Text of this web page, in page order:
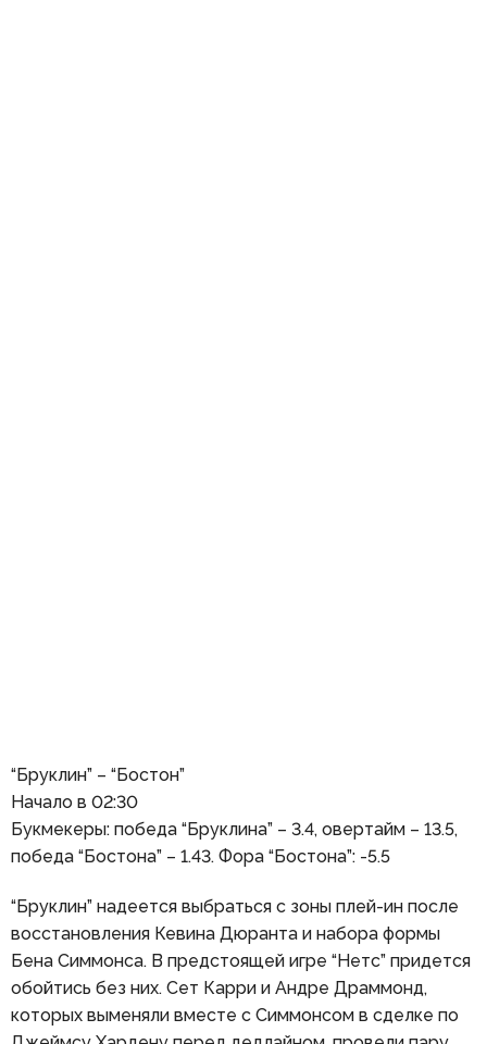
“Бруклин” – “Бостон”
Начало в 02:30
Букмекеры: победа “Бруклина” – 3.4, овертайм – 13.5,
победа “Бостона” – 1.43. Фора “Бостона”: -5.5
“Бруклин” надеется выбраться с зоны плей-ин после
восстановления Кевина Дюранта и набора формы
Бена Симмонса. В предстоящей игре “Нетс” придется
обойтись без них. Сет Карри и Андре Драммонд,
которых выменяли вместе с Симмонсом в сделке по